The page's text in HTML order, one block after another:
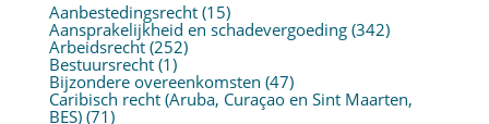
Aanbestedingsrecht(15)
Aansprakelijkheid en schadevergoeding(342)
Arbeidsrecht(252)
Bestuursrecht(1)
Bijzondere overeenkomsten (47)
Caribisch recht (Aruba, Curaçao en Sint Maarten,
BES)(71)